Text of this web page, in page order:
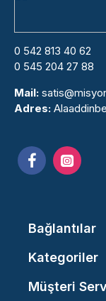
0 542 813 40 62
0 545 204 27 88
Mail:
Adres:
Bağlantılar
Kategoriler
Müşteri